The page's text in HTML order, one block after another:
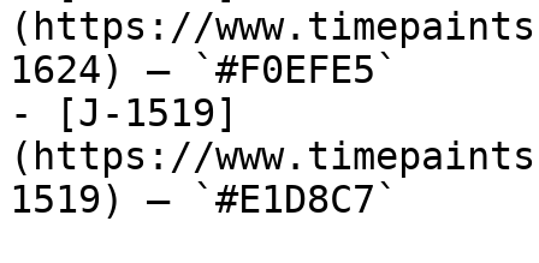
(https://
1624) — `#F0EFE5`
- [J-1519]
(https://
1519) — `#E1D8C7`